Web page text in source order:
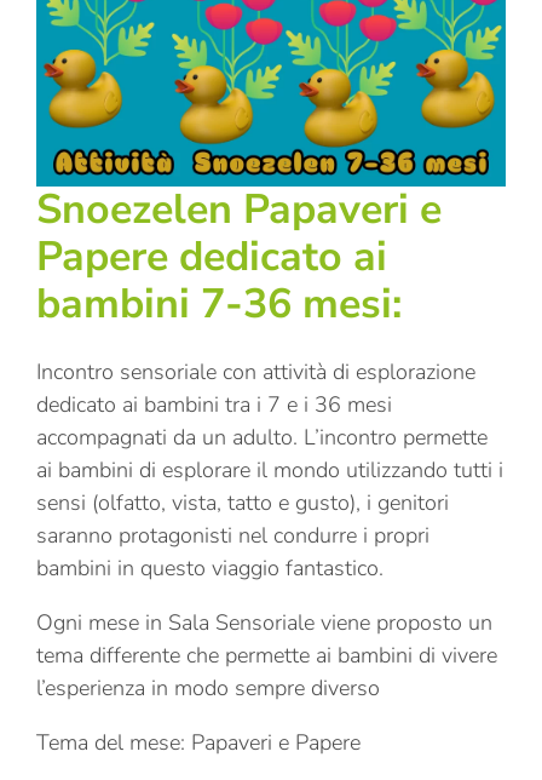
Snoezelen Papaveri e
Papere dedicato ai
bambini 7-36 mesi:
Incontro sensoriale con attività di esplorazione
dedicato ai bambini tra i 7 e i 36 mesi
accompagnati da un adulto. L’incontro permette
ai bambini di esplorare il mondo utilizzando tutti i
sensi (olfatto, vista, tatto e gusto), i genitori
saranno protagonisti nel condurre i propri
bambini in questo viaggio fantastico.
Ogni mese in Sala Sensoriale viene proposto un
tema differente che permette ai bambini di vivere
l’esperienza in modo sempre diverso
Tema del mese: Papaveri e Papere